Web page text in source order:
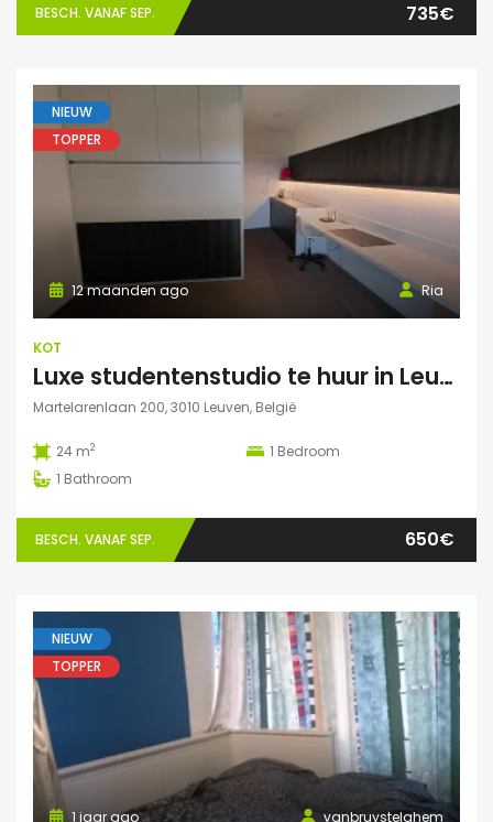
BESCH. VANAF SEP. 735€
NIEUW
TOPPER
Ria
12 maanden ago
KOT
Luxe studentenstudio te huur in Leuven
Martelarenlaan 200, 3010 Leuven, België
24 m2 1 Bedroom
1 Bathroom
BESCH. VANAF SEP. 650€
NIEUW
TOPPER
vanbruystelghem
1 jaar ago